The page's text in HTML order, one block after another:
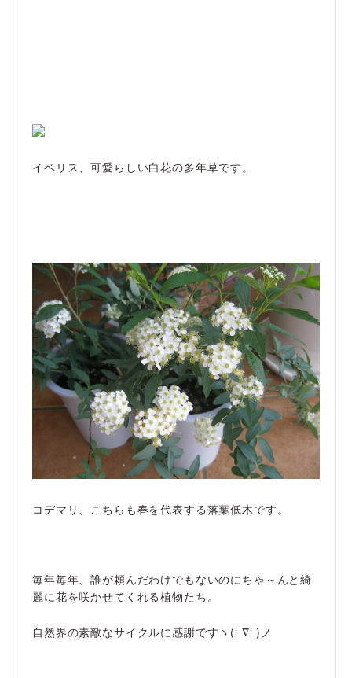
イベリス、可愛らしい白花の多年草です。
コデマリ、こちらも春を代表する落葉低木です。
毎年毎年、誰が頼んだわけでもないのにちゃ～んと綺
麗に花を咲かせてくれる植物たち。
自然界の素敵なサイクルに感謝ですヽ(‘ ∇‘ )ノ